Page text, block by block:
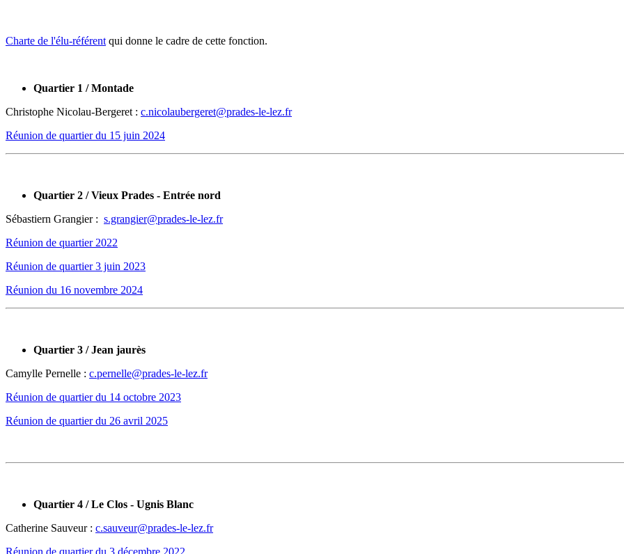
Charte de l'élu-référent qui donne le cadre de cette fonction.
Quartier 1 / Montade
Christophe Nicolau-Bergeret : c.nicolaubergeret@prades-le-lez.fr
Réunion de quartier du 15 juin 2024
Quartier 2 / Vieux Prades - Entrée nord
Sébastiern Grangier : s.grangier@prades-le-lez.fr
Réunion de quartier 2022
Réunion de quartier 3 juin 2023
Réunion du 16 novembre 2024
Quartier 3 / Jean jaurès
Camylle Pernelle : c.pernelle@prades-le-lez.fr
Réunion de quartier du 14 octobre 2023
Réunion de quartier du 26 avril 2025
Quartier 4 / Le Clos - Ugnis Blanc
Catherine Sauveur : c.sauveur@prades-le-lez.fr
Réunion de quartier du 3 décembre 2022